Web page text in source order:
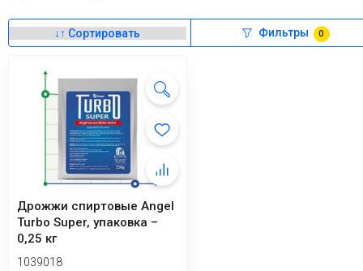
Фильтры 0
Дрожжи спиртовые Angel
Turbo Super, упаковка –
0,25 кг
1039018